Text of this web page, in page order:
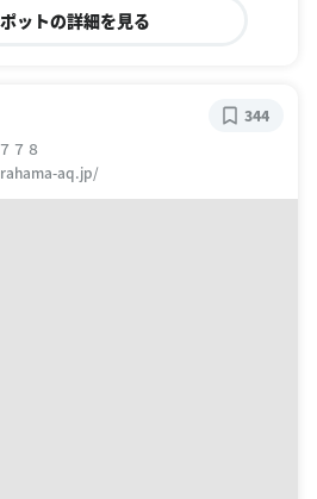
ットの詳細を見る
７８
aq.jp/
344